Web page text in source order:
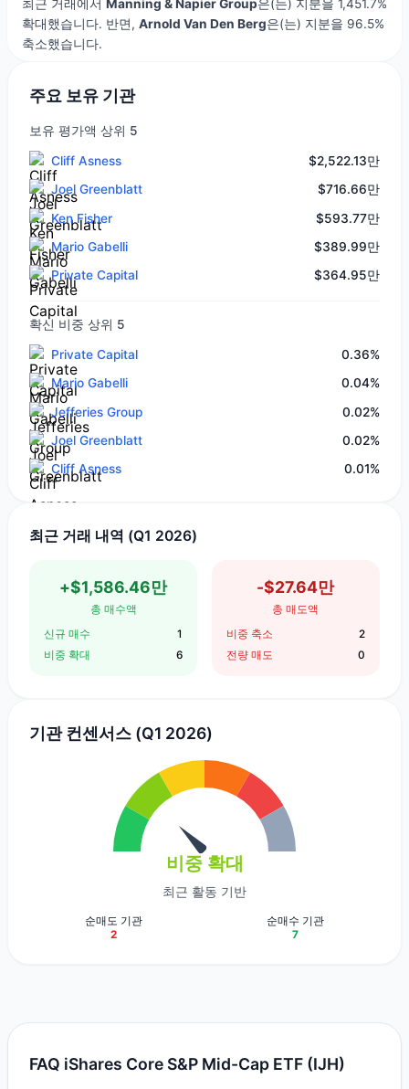
최근 거래에서 Manning & Napier Group은(는) 지분을 1,451.7%
확대했습니다. 반면, Arnold Van Den Berg은(는) 지분을 96.5%
축소했습니다.
주요 보유 기관
보유 평가액 상위 5
Cliff Asness
$2,522.13만
Joel Greenblatt
$716.66만
Ken Fisher
$593.77만
Mario Gabelli
$389.99만
Private Capital
$364.95만
확신 비중 상위 5
Private Capital
0.36%
Mario Gabelli
0.04%
Jefferies Group
0.02%
Joel Greenblatt
0.02%
Cliff Asness
0.01%
최근 거래 내역 (Q1 2026)
+$1,586.46만
총 매수액
신규 매수
1
비중 확대
6
-$27.64만
총 매도액
비중 축소
2
전량 매도
0
기관 컨센서스 (Q1 2026)
비중 확대
최근 활동 기반
순매도 기관
2
순매수 기관
7
FAQ iShares Core S&P Mid-Cap ETF (IJH)